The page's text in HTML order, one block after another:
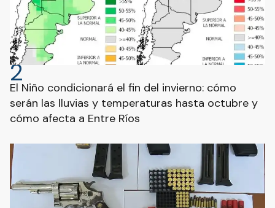
2
El Niño condicionará el fin del invierno: cómo
serán las lluvias y temperaturas hasta octubre y
cómo afecta a Entre Ríos